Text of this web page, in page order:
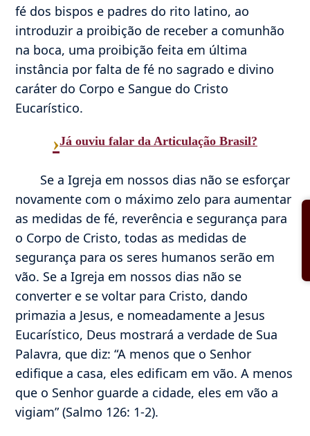
fé dos bispos e padres do rito latino, ao
introduzir a proibição de receber a comunhão
na boca, uma proibição feita em última
instância por falta de fé no sagrado e divino
caráter do Corpo e Sangue do Cristo
Eucarístico.
›Já ouviu falar da Articulação Brasil?
Se a Igreja em nossos dias não se esforçar
novamente com o máximo zelo para aumentar
as medidas de fé, reverência e segurança para
o Corpo de Cristo, todas as medidas de
segurança para os seres humanos serão em
vão. Se a Igreja em nossos dias não se
converter e se voltar para Cristo, dando
primazia a Jesus, e nomeadamente a Jesus
Eucarístico, Deus mostrará a verdade de Sua
Palavra, que diz: “A menos que o Senhor
edifique a casa, eles edificam em vão. A menos
que o Senhor guarde a cidade, eles em vão a
vigiam” (Salmo 126: 1-2).